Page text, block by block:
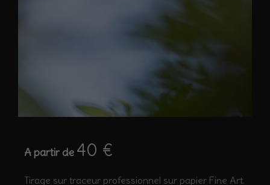
A partir de 40 €
Tirage sur traceur professionnel sur papier Fine Art.